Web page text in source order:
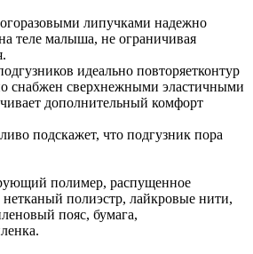
липучками надежно
теле малыша, не ограничивая
идеально повторяетконтур
снабжен сверхнежными эластичными
дополнительный комфорт
подскажет, что подгузник пора
полимер, распущенное
полиэстр, лайкровые нити,
пояс, бумага,